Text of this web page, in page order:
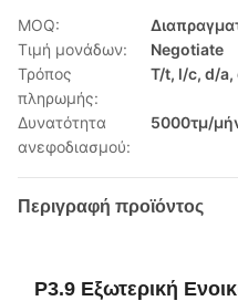
MOQ:
Τιμή μονάδων:
Negotiate
Τρόπος
πληρωμής:
T/t, l/c, d/a,
Δυνατότητα
ανεφοδιασμού:
5000τμ/
Περιγραφή προϊόντος
P3.9 Εξωτερική